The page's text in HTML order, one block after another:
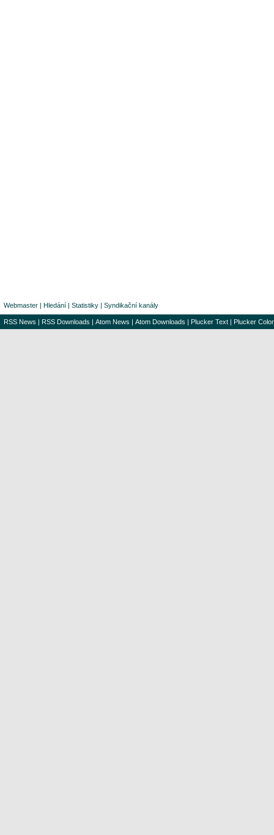
Webmaster | Hledání | Statistiky | Syndikační kanály
RSS News | RSS Downloads | Atom News | Atom Downloads | Plucker Text | Plucker Color